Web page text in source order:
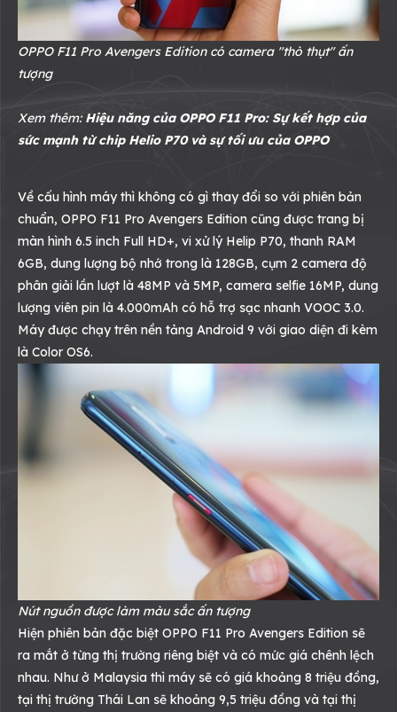
OPPO F11 Pro Avengers Edition có camera "thò thụt" ấn
tượng
Xem thêm:Hiệu năng của OPPO F11 Pro: Sự kết hợp của
sức mạnh từ chip Helio P70 và sự tối ưu của OPPO
Về cấu hình máy thì không có gì thay đổi so với phiên bản
chuẩn, OPPO F11 Pro Avengers Edition cũng được trang bị
màn hình 6.5 inch Full HD+, vi xử lý Helip P70, thanh RAM
6GB, dung lượng bộ nhớ trong là 128GB, cụm 2 camera độ
phân giải lần lượt là 48MP và 5MP, camera selfie 16MP, dung
lượng viên pin là 4.000mAh có hỗ trợ sạc nhanh VOOC 3.0.
Máy được chạy trên nền tảng Android 9 với giao diện đi kèm
là Color OS6.
Nút nguồn được làm màu sắc ấn tượng
Hiện phiên bản đặc biệt OPPO F11 Pro Avengers Edition sẽ
ra mắt ở từng thị trường riêng biệt và có mức giá chênh lệch
nhau. Như ở Malaysia thì máy sẽ có giá khoảng 8 triệu đồng,
tại thị trường Thái Lan sẽ khoảng 9,5 triệu đồng và tại thị